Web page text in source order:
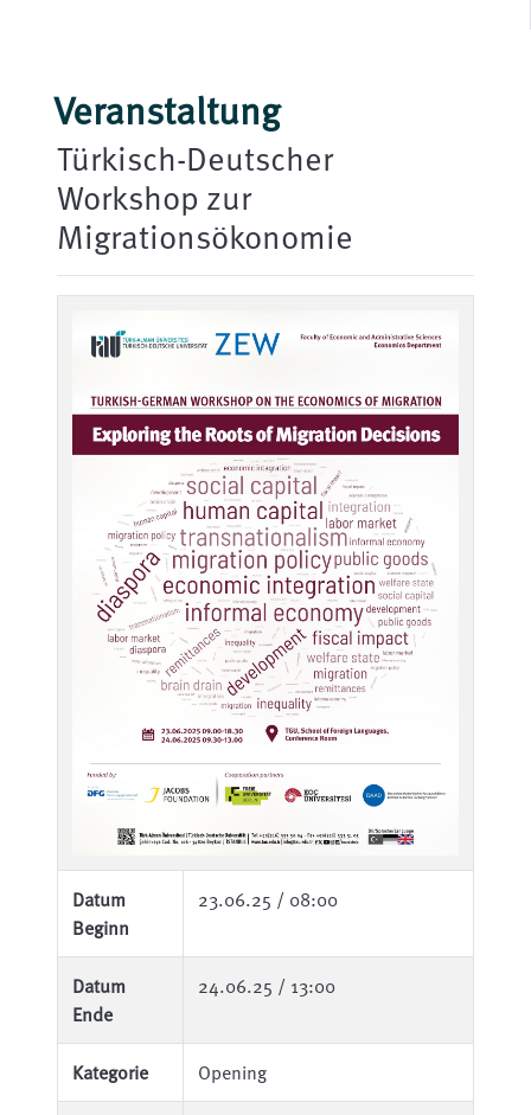
Veranstaltung
Türkisch-Deutscher
Workshop zur
Migrationsökonomie
Datum
Beginn
23.06.25 / 08:00
Datum
Ende
24.06.25 / 13:00
Kategorie Opening